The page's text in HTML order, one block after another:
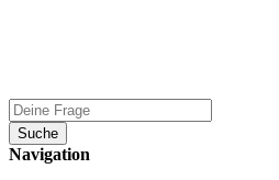
Suche
Navigation